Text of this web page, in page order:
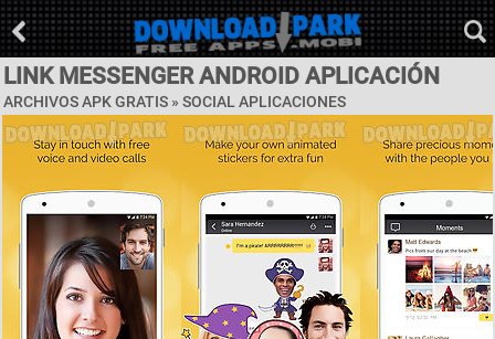
LINK MESSENGER ANDROID APLICACIÓN
ARCHIVOS APK GRATIS » SOCIAL APLICACIONES